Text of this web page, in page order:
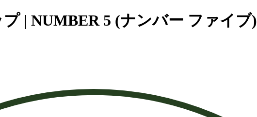
| NUMBER 5 (ナンバー ファイブ)